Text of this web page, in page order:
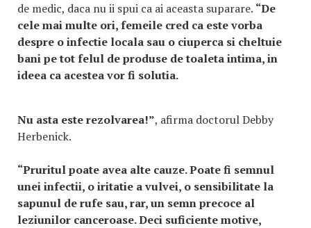
de medic, daca nu ii spui ca ai aceasta suparare. “De
cele mai multe ori, femeile cred ca este vorba
despre o infectie locala sau o ciuperca si cheltuie
bani pe tot felul de produse de toaleta intima, in
ideea ca acestea vor fi solutia.
Nu asta este rezolvarea!”, afirma doctorul Debby
Herbenick.
“Pruritul poate avea alte cauze. Poate fi semnul
unei infectii, o iritatie a vulvei, o sensibilitate la
sapunul de rufe sau, rar, un semn precoce al
leziunilor canceroase. Deci suficiente motive,